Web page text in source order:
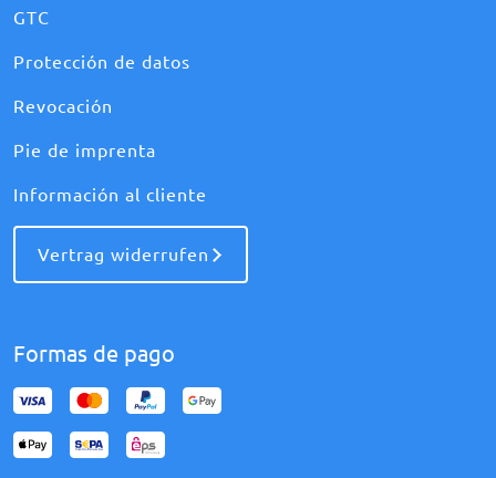
GTC
Protección de datos
Revocación
Pie de imprenta
Información al cliente
Vertrag widerrufen
Formas de pago